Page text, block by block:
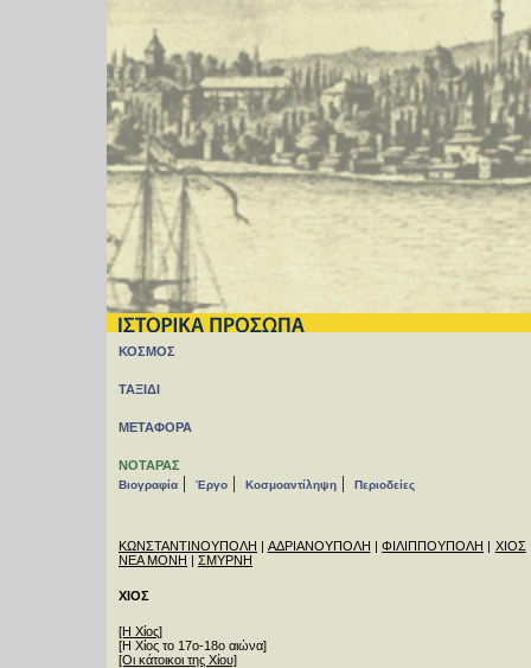
ΚΟΣΜΟΣ
ΤΑΞΙΔΙ
ΜΕΤΑΦΟΡΑ
ΝΟΤΑΡΑΣ
Βιογραφία | Έργο | Κοσμοαντίληψη | Περιοδείες
ΚΩΝΣΤΑΝΤΙΝΟΥΠΟΛΗ | ΑΔΡΙΑΝΟΥΠΟΛΗ |ΦΙΛΙΠΠΟΥΠΟΛΗ | ΧΙΟΣ
ΝΕΑ ΜΟΝΗ | ΣΜΥΡΝΗ
ΧΙΟΣ
[Η Χίος]
[Η Χίος το 17ο-18ο αιώνα]
[Οι κάτοικοι της Χίου]